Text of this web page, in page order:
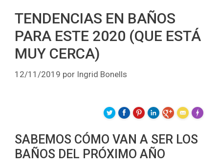
TENDENCIAS EN BAÑOS
PARA ESTE 2020 (QUE ESTÁ
MUY CERCA)
12/11/2019 por Ingrid Bonells
SABEMOS CÓMO VAN A SER LOS
BAÑOS DEL PRÓXIMO AÑO